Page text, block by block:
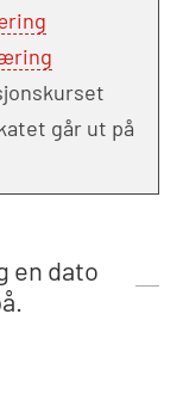
går ut på
en dato